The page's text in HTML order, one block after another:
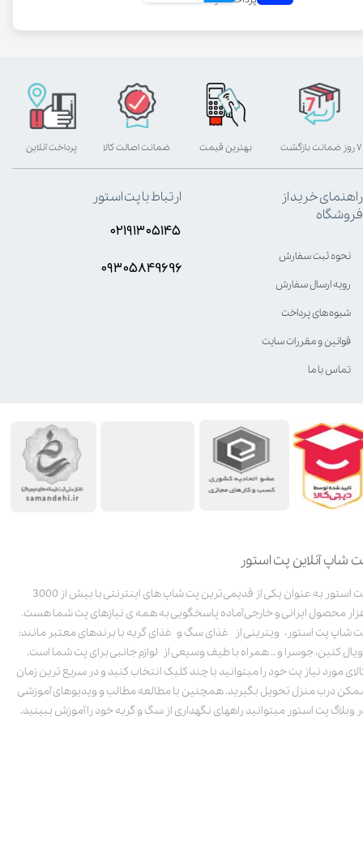
شاپ آنلاین پت استور
پت استور به عنوان یکی از قدیمی‌ترین پت شاپ های اینترنتی با بیش از 3000
محصول ایرانی و خارجی آماده پاسخگویی به همه ی نیازهای پت شما هست.
شاپ پت استور، ویترینی از غذای سگ و غذای گربه با برندهای معتبر مانند:
کنین، جوسرا و .. همراه با طیف وسیعی از لوازم جانبی برای پت شما است.
مورد نیاز پت خود را میتوانید با چند کلیک انتخاب کنید و در سریع ترین زمان
درب منزل تحویل بگیرید. همچنین با مطالعه مطالب و ویدیوهای آموزشی
وبلاگ پت استور میتوانید راههای نگهداری از سگ و گربه خود را آموزش ببینید.
بهترین قیمت پرداخت آنلاین ۷ روز ضمانت بازگشت ضمانت اصالت کالا
راهنمای خرید از
فروشگاه
نحوه ثبت سفارش
رویه ارسال سفارش
شیوه‌های پرداخت
قوانین و مقررات سایت
تماس با ما
ارتباط با پت استور
۰۲۱۹۱۳۰۵۱۴۵
۰۹۳۰۵8۴9696